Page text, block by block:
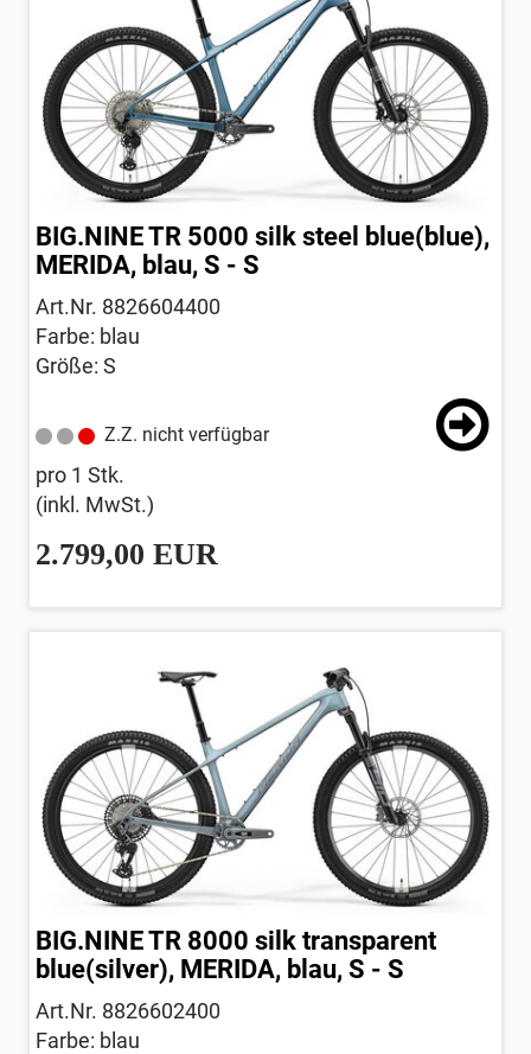
BIG.NINE TR 5000 silk steel blue(blue),
MERIDA, blau, S - S
Art.Nr. 8826604400
Farbe: blau
Größe: S
Z.Z. nicht verfügbar
pro 1 Stk.
(inkl. MwSt.)
2.799,00 EUR
BIG.NINE TR 8000 silk transparent
blue(silver), MERIDA, blau, S - S
Art.Nr. 8826602400
Farbe: blau